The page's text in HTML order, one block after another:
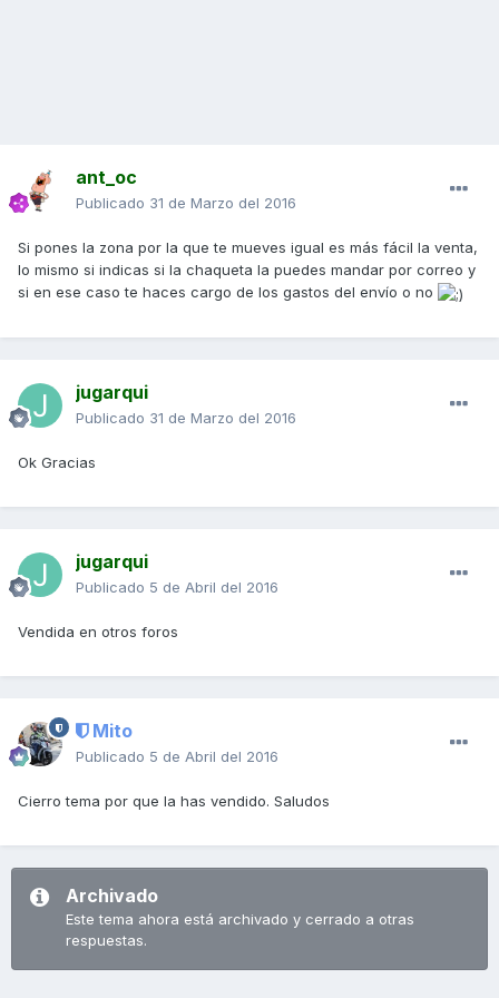
ant_oc
Publicado 31 de Marzo del 2016
Si pones la zona por la que te mueves igual es más fácil la venta,
lo mismo si indicas si la chaqueta la puedes mandar por correo y
si en ese caso te haces cargo de los gastos del envío o no
jugarqui
Publicado 31 de Marzo del 2016
Ok Gracias
jugarqui
Publicado 5 de Abril del 2016
Vendida en otros foros
Mito
Publicado 5 de Abril del 2016
Cierro tema por que la has vendido. Saludos
Archivado
Este tema ahora está archivado y cerrado a otras
respuestas.